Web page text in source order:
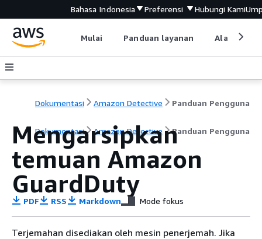
Bahasa Indonesia Preferensi Hubungi Kami
Mulai Panduan layanan Alat
Dokumentasi Amazon Detective Panduan Pengguna
Dokumentasi Amazon Detective Panduan Pengguna
Mengarsipkan
temuan Amazon
GuardDuty
PDF RSS Markdown Mode fokus
Terjemahan disediakan oleh mesin penerjemah. Jika